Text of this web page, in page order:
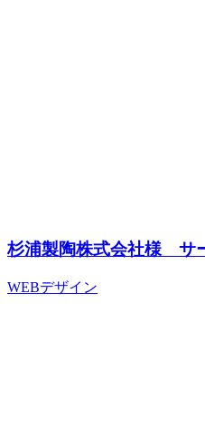
杉浦製陶株式会社様 サ
WEBデザイン